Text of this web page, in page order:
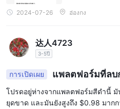
2024-07-26 ฮ่องกง
达人4723
3-5ปี
การเปิดเผย
แพลตฟอร์มที่ลบ
ดับหยุดขาดทุน และมันยังสูง
8 นี่คือแพลตฟอร์มสีดำ
โปรดอยู่ห่างจากแพลตฟอร์มสีดำนี้
ยุดขาด และมันยังสูงถึง $0.98 มาก